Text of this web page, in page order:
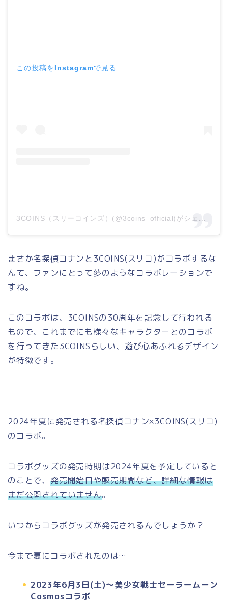
この投稿をInstagramで見る
まさか名探偵コナンと3COINS(スリコ)がコラボするな
んて、ファンにとって夢のようなコラボレーションで
すね。
このコラボは、3COINSの30周年を記念して行われる
もので、これまでにも様々なキャラクターとのコラボ
を行ってきた3COINSらしい、遊び心あふれるデザイン
が特徴です。
2024年夏に発売される名探偵コナン×3COINS(スリコ)
のコラボ。
コラボグッズの発売時期は2024年夏を予定していると
のことで、 発売開始日や販売期間など、詳細な情報は
まだ公開されていません。
いつからコラボグッズが発売されるんでしょうか？
今まで夏にコラボされたのは…
2023年6月3日(土)～美少女戦士セーラームーン
Cosmosコラボ